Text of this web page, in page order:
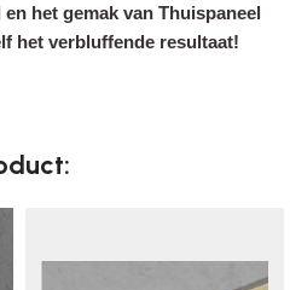
het gemak van Thuispaneel
het verbluffende resultaat!